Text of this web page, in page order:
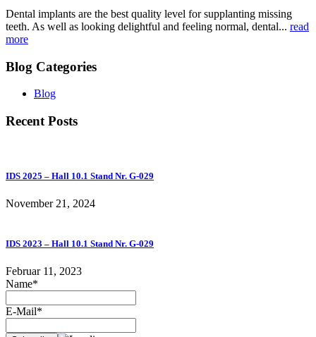
Dental implants are the best quality level for supplanting missing
teeth. As well as looking delightful and feeling normal, dental... read
more
Blog Categories
Blog
Recent Posts
IDS 2025 – Hall 10.1 Stand Nr. G-029
November 21, 2024
IDS 2023 – Hall 10.1 Stand Nr. G-029
Februar 11, 2023
Name*
E-Mail*